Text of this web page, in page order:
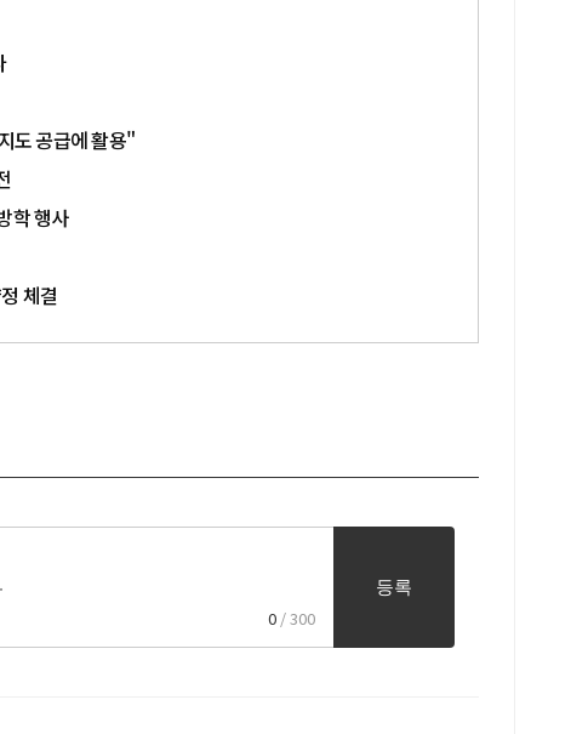
도 공급에 활용"
학 행사
체결
0 / 300
등록